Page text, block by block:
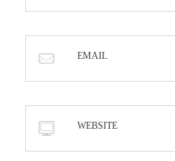
EMAIL
WEBSITE